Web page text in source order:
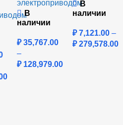
электроприводом
В
наличии
₽35,767.00
–
₽128,979.00
В
наличии
₽7,121.00 –
₽279,578.00